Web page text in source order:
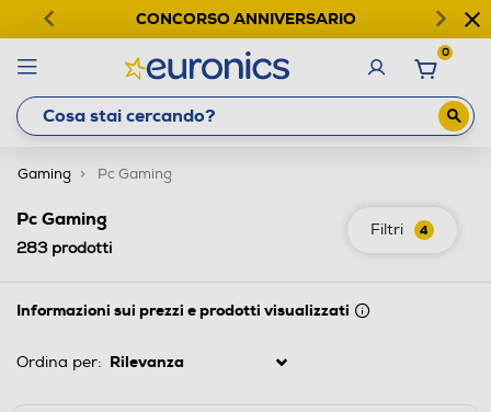
CONCORSO ANNIVERSARIO
0
Gaming Pc Gaming
Filtri 4
Pc Gaming
283prodotti
Informazioni sui prezzi e prodotti visualizzati
Ordina per: